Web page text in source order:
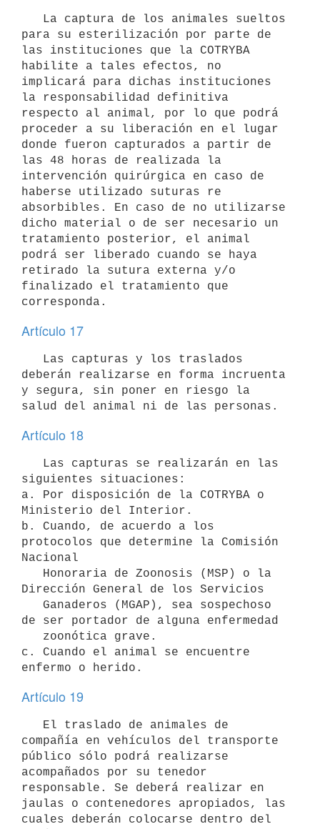
para su esterilización por parte de
las instituciones que la COTRYBA
habilite a tales efectos, no
implicará para dichas instituciones
la responsabilidad definitiva
respecto al animal, por lo que podrá
proceder a su liberación en el lugar
donde fueron capturados a partir de
las 48 horas de realizada la
intervención quirúrgica en caso de
haberse utilizado suturas re
absorbibles. En caso de no utilizarse
dicho material o de ser necesario un
tratamiento posterior, el animal
podrá ser liberado cuando se haya
retirado la sutura externa y/o
finalizado el tratamiento que
Artículo 17
deberán realizarse en forma incruenta
y segura, sin poner en riesgo la
Artículo 18
siguientes situaciones:
a. Por disposición de la COTRYBA o
Ministerio del Interior.
b. Cuando, de acuerdo a los
protocolos que determine la Comisión
Nacional
Dirección General de los Servicios
de ser portador de alguna enfermedad
c. Cuando el animal se encuentre
Artículo 19
compañía en vehículos del transporte
público sólo podrá realizarse
acompañados por su tenedor
responsable. Se deberá realizar en
jaulas o contenedores apropiados, las
cuales deberán colocarse dentro del